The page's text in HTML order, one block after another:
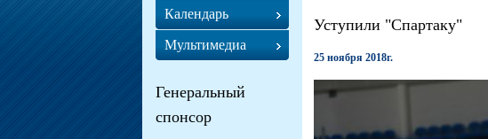
Уступили "Спартаку"
25 ноября 2018г.
Календарь
Мультимедиа
Генеральный
спонсор